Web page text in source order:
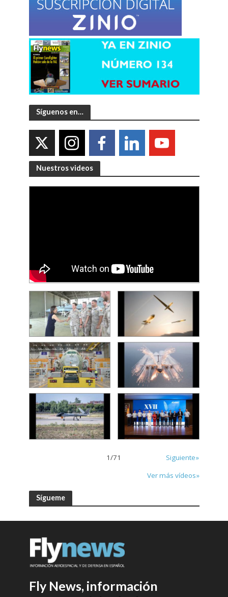
Síguenos en…
Nuestros videos
1/71
Siguiente»
Ver más vídeos»
Sígueme
Fly News, información